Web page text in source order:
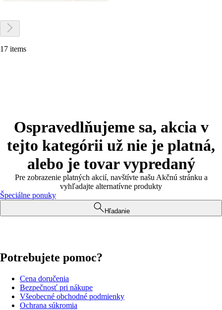
17 items
Ospravedlňujeme sa, akcia v
tejto kategórii už nie je platná,
alebo je tovar vypredaný
Pre zobrazenie platných akcií, navštívte našu Akčnú stránku a
vyhľadajte alternatívne produkty
Špeciálne ponuky
Hľadanie
Potrebujete pomoc?
Cena doručenia
Bezpečnosť pri nákupe
Všeobecné obchodné podmienky
Ochrana súkromia